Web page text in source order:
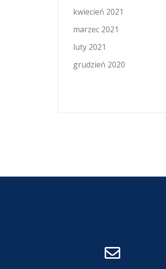
kwiecień 2021
marzec 2021
luty 2021
grudzień 2020